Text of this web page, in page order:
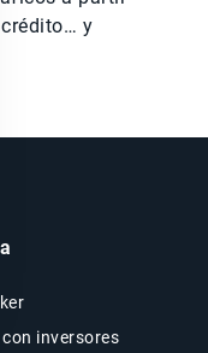
y
con inversores